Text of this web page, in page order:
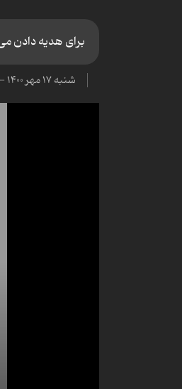
برای هدیه دادن
شنبه ۱۷ مهر ۱۴۰۰ - ۱۷:۳۵